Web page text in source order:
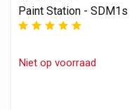
Paint Station - SDM1s
Niet op voorraad